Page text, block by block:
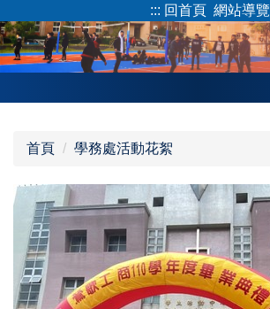
到
主
要
::: 回首頁 網站導覽
首頁 學務處活動花絮